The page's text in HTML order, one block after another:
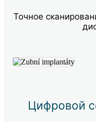
Точное
Цифровой